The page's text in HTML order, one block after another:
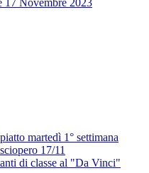
17 Novembre 2023
martedì 1° settimana
17/11
di classe al "Da Vinci"